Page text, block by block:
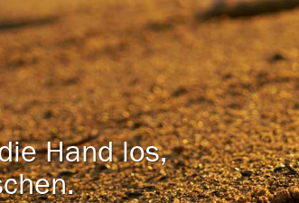
Hand los,